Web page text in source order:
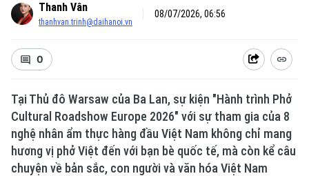
Thanh Vân
thanhvan.trinh@daihanoi.vn
08/07/2026, 06:56
0
Tại Thủ đô Warsaw của Ba Lan, sự kiện "Hành trình Phở
Cultural Roadshow Europe 2026" với sự tham gia của 8
nghệ nhân ẩm thực hàng đầu Việt Nam không chỉ mang
hương vị phở Việt đến với bạn bè quốc tế, mà còn kể câu
chuyện về bản sắc, con người và văn hóa Việt Nam